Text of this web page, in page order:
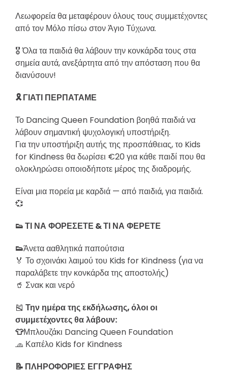
Λεωφορεία θα μεταφέρουν όλους τους συμμετέχοντες
από τον Μόλο πίσω στον Άγιο Τύχωνα.
🎖 Όλα τα παιδιά θα λάβουν την κονκάρδα τους στα
σημεία αυτά, ανεξάρτητα από την απόσταση που θα
διανύσουν!
🎗ΓΙΑΤΙ ΠΕΡΠΑΤΑΜΕ
Το Dancing Queen Foundation βοηθά παιδιά να
λάβουν σημαντική ψυχολογική υποστήριξη.
Για την υποστήριξη αυτής της προσπάθειας, το Kids
for Kindness θα δωρίσει €20 για κάθε παιδί που θα
ολοκληρώσει οποιοδήποτε μέρος της διαδρομής.
Είναι μια πορεία με καρδιά — από παιδιά, για παιδιά.
💞
👟ΤΙ ΝΑ ΦΟΡΕΣΕΤΕ &ΤΙ ΝΑ ΦΕΡΕΤΕ
👟Άνετα ααθλητικά παπούτσια
🏅 Το σχοινάκι λαιμού του Kids for Kindness (για να
παραλάβετε την κονκάρδα της αποστολής)
🥤 Σνακ και νερό
🎽 Την ημέρατηςεκδήλωσης,όλοιοι
συμμετέχοντεςθαλάβουν:
👕Μπλουζάκι Dancing Queen Foundation
🧢 Καπέλο Kids for Kindness
📝 ΠΛΗΡΟΦΟΡΙΕΣ ΕΓΓΡΑΦΗΣ